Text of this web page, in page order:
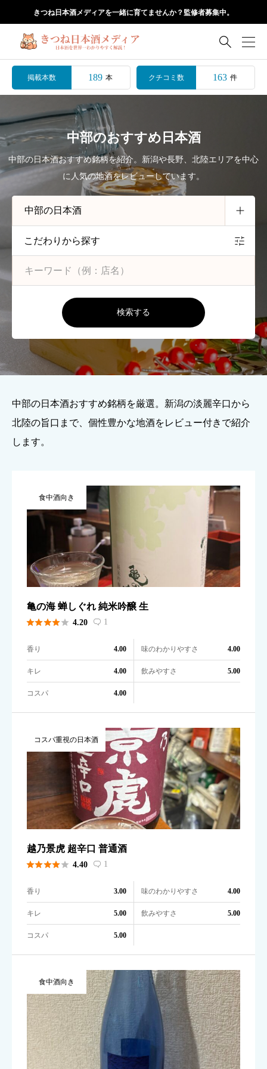
きつね日本酒メディアを一緒に育てませんか？監修者募集中。

掲載本数 189 本 クチコミ数 163 件
中部のおすすめ日本酒
中部の日本酒おすすめ銘柄を紹介。新潟や長野、北陸エリアを中心
に人気の地酒をレビューしています。
こだわりから探す
検索する
中部の日本酒おすすめ銘柄を厳選。新潟の淡麗辛口から
北陸の旨口まで、個性豊かな地酒をレビュー付きで紹介
します。
食中酒向き
亀の海 蝉しぐれ 純米吟醸 生
 4.20  1
香り 4.00 味のわかりやすさ 4.00
キレ 4.00 飲みやすさ 5.00
コスパ 4.00
コスパ重視の日本酒
越乃景虎 超辛口 普通酒
 4.40  1
香り 3.00 味のわかりやすさ 4.00
キレ 5.00 飲みやすさ 5.00
コスパ 5.00
食中酒向き